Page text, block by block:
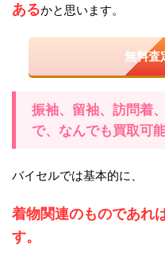
あるかと思います。
無料査
振袖、留袖、訪問着
で、なんでも買取可
バイセルでは基本的に、
着物関連のものであれ
す。